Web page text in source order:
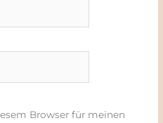
Browser für meinen